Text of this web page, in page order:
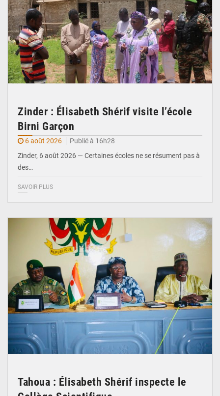
Zinder : Élisabeth Shérif visite l’école
Birni Garçon
6 août 2026
Publié à 16h28
Zinder, 6 août 2026 — Certaines écoles ne se résument pas à
des…
SAVOIR PLUS
Tahoua : Élisabeth Shérif inspecte le